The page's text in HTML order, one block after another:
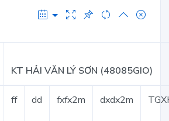
KT HẢI VĂN LÝ SƠN (48085GIO)
ff dd fxfx2m dxdx2m